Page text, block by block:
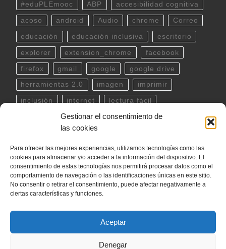
Gestionar el consentimiento de
las cookies
Para ofrecer las mejores experiencias, utilizamos tecnologías como las
cookies para almacenar y/o acceder a la información del dispositivo. El
consentimiento de estas tecnologías nos permitirá procesar datos como el
comportamiento de navegación o las identificaciones únicas en este sitio.
No consentir o retirar el consentimiento, puede afectar negativamente a
ciertas características y funciones.
Aceptar
Denegar
#eduPLEmooc ABP accesibilidad cognitiva
acoso android Audio chrome Correo
educación educación inclusiva escritorio
explorer extension_chrome facebook
firefox gmail google google drive
herramientas 2.0 imagen imprimir
inclusión internet lectura fácil
linux musica outlook
powerpoint scratch
teclado Telegram terminal twitter
ubuntu video WhatsApp windows
word YouTube
– Todos los derechos reservados